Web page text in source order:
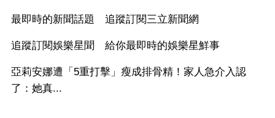
最即時的新聞話題 追蹤訂閱三立新聞網
追蹤訂閱娛樂星聞 給你最即時的娛樂星鮮事
亞莉安娜遭「5重打擊」瘦成排骨精！家人急介入認
了：她真...